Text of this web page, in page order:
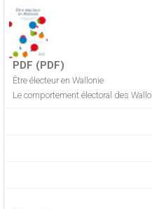
PDF (PDF)
Être électeur en Wallonie
Le comportement électoral des